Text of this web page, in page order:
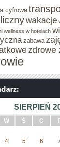
cyfrowa
wakacje
wellness w hotelach
zabawa
zdrowe
SIERPIEŃ
W Ś C
4 5 6 7